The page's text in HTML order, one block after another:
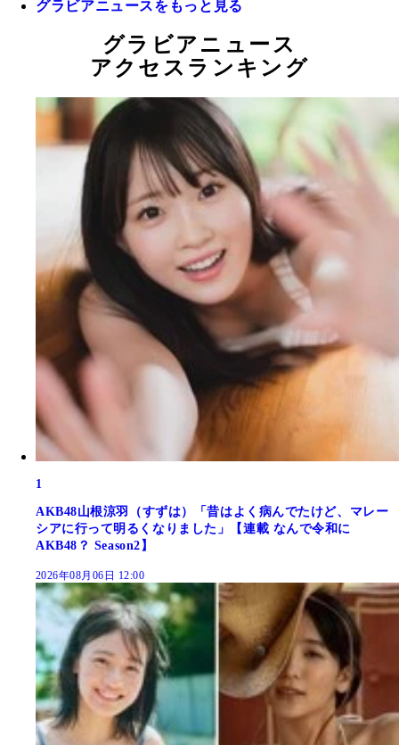
グラビアニュースをもっと見る
グラビアニュース
アクセスランキング
1
AKB48山根涼羽（すずは）「昔はよく病んでたけど、マレー
シアに行って明るくなりました」【連載 なんで令和に
AKB48？ Season2】
2026年08月06日 12:00